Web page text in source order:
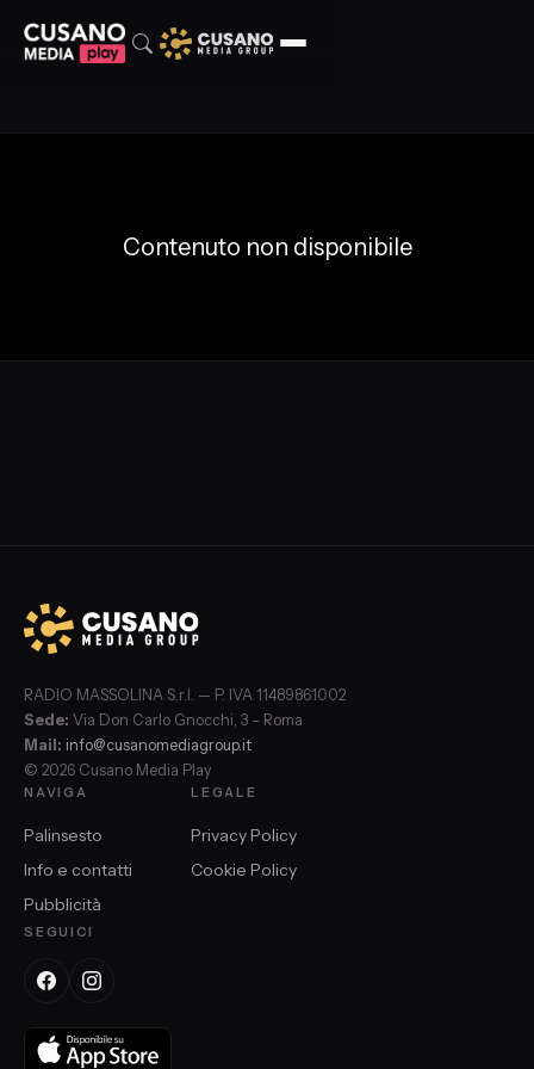
Contenuto non disponibile
RADIO MASSOLINA S.r.l. — P. IVA 11489861002
Sede: Via Don Carlo Gnocchi, 3 – Roma
Mail: info@cusanomediagroup.it
© 2026 Cusano Media Play
NAVIGA
Palinsesto
Info e contatti
Pubblicità
LEGALE
Privacy Policy
Cookie Policy
SEGUICI